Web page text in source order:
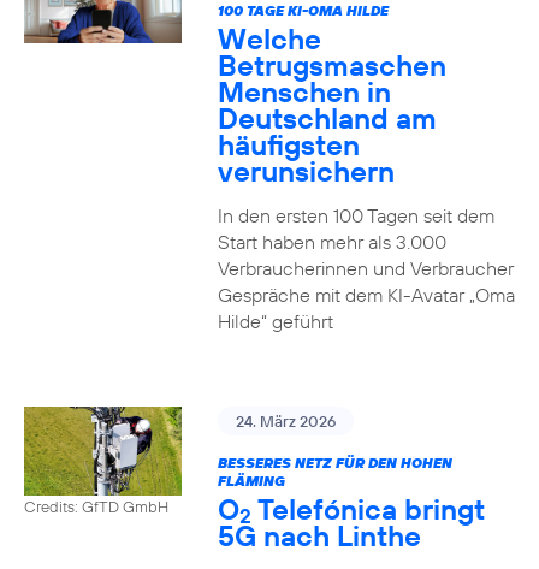
100 TAGE KI-OMA HILDE
Welche
Betrugsmaschen
Menschen in
Deutschland am
häufigsten
verunsichern
In den ersten 100 Tagen seit dem
Start haben mehr als 3.000
Verbraucherinnen und Verbraucher
Gespräche mit dem KI-Avatar „Oma
Hilde“ geführt
Credits: GfTD GmbH
24. März 2026
BESSERES NETZ FÜR DEN HOHEN
FLÄMING
O2 Telefónica bringt
5G nach Linthe